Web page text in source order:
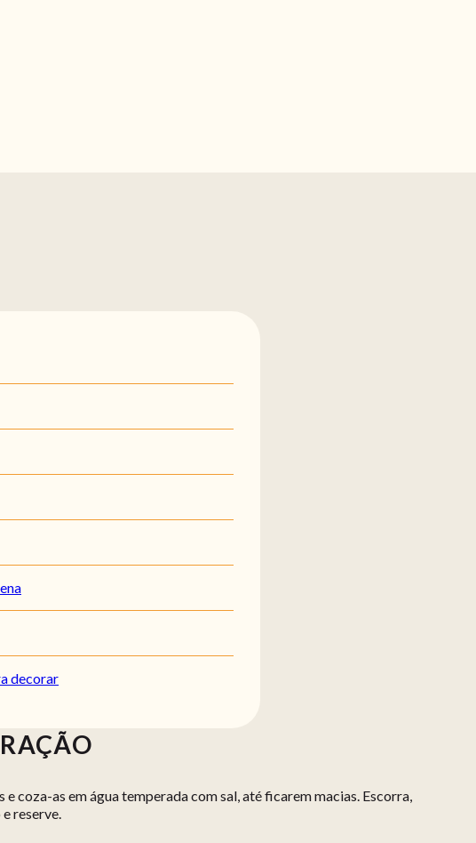
decorar
coza-as em água temperada com sal, até ficarem macias. Escorra,
reserve.